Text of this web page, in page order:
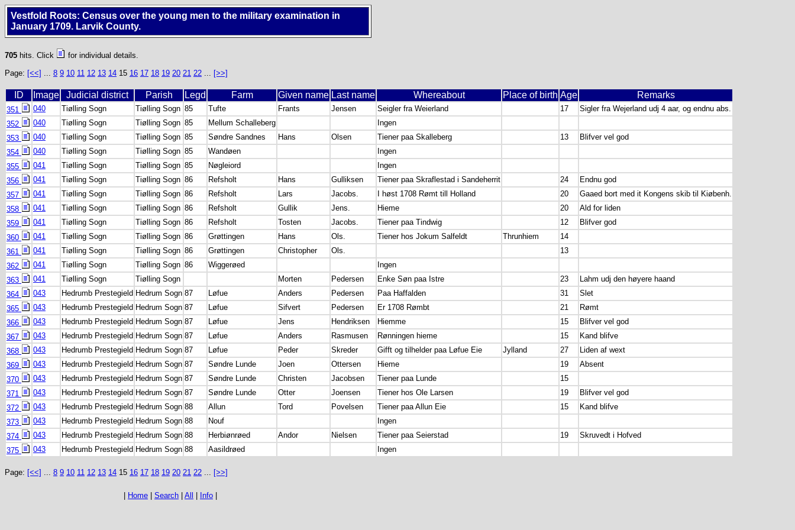
Vestfold Roots: Census over the young men to the military examination in
January 1709. Larvik County.
705 hits. Click
for individual details.
Page: [<<] ... 8 9 10 11 12 13 14 15 16 17 18 19 20 21 22 ... [>>]
ID Image Judicial district Parish Legd Farm Given name Last name Whereabout Place of birth Age Remarks
351 040 Tiølling Sogn Tiølling Sogn 85 Tufte Frants Jensen Seigler fra Weierland 17
Sigler fra Wejerland udj 4 aar, og endnu abs.
352
040 Tiølling Sogn Tiølling Sogn 85 Mellum Schalleberg
Ingen
353
040 Tiølling Sogn Tiølling Sogn 85 Søndre Sandnes Hans Olsen Tiener paa Skalleberg 13
Blifver vel god
354
040 Tiølling Sogn Tiølling Sogn 85 Wandøen
Ingen
355
041 Tiølling Sogn Tiølling Sogn 85 Nøgleiord
Ingen
356
041 Tiølling Sogn Tiølling Sogn 86 Refsholt Hans Gulliksen Tiener paa Skraflestad i Sandeherrit 24
Endnu god
357
041 Tiølling Sogn Tiølling Sogn 86 Refsholt Lars Jacobs. I høst 1708 Rømt till Holland 20
Gaaed bort med it Kongens skib til Kiøbenh.
358
041 Tiølling Sogn Tiølling Sogn 86 Refsholt Gullik Jens. Hieme 20
Ald for liden
359
041 Tiølling Sogn Tiølling Sogn 86 Refsholt Tosten Jacobs. Tiener paa Tindwig 12
Blifver god
360
041 Tiølling Sogn Tiølling Sogn 86 Grøttingen Hans Ols. Tiener hos Jokum Salfeldt Thrunhiem
14
361
041 Tiølling Sogn Tiølling Sogn 86 Grøttingen Christopher Ols.
13
362
041 Tiølling Sogn Tiølling Sogn 86 Wiggerøed
Ingen
363
041 Tiølling Sogn Tiølling Sogn Morten Pedersen Enke Søn paa Istre 23
Lahm udj den høyere haand
364
043 Hedrumb Prestegield Hedrum Sogn 87 Løfue Anders Pedersen Paa Haffalden 31
Slet
365
043 Hedrumb Prestegield Hedrum Sogn 87 Løfue Sifvert Pedersen Er 1708 Rømbt 21
Rømt
366
043 Hedrumb Prestegield Hedrum Sogn 87 Løfue Jens Hendriksen Hiemme 15
Blifver vel god
367
043 Hedrumb Prestegield Hedrum Sogn 87 Løfue Anders Rasmusen Rønningen hieme 15
Kand blifve
368
043 Hedrumb Prestegield Hedrum Sogn 87 Løfue Peder Skreder Gifft og tilhelder paa Løfue Eie Jylland 27
Liden af wext
369
043 Hedrumb Prestegield Hedrum Sogn 87 Søndre Lunde Joen Ottersen Hieme 19
Absent
370
043 Hedrumb Prestegield Hedrum Sogn 87 Søndre Lunde Christen Jacobsen Tiener paa Lunde
15
371
043 Hedrumb Prestegield Hedrum Sogn 87 Søndre Lunde Otter Joensen Tiener hos Ole Larsen 19
Blifver vel god
372
043 Hedrumb Prestegield Hedrum Sogn 88 Allun Tord Povelsen Tiener paa Allun Eie 15
Kand blifve
373
043 Hedrumb Prestegield Hedrum Sogn 88 Nouf
Ingen
374
043 Hedrumb Prestegield Hedrum Sogn 88 Herbiønrøed Andor Nielsen Tiener paa Seierstad 19
Skruvedt i Hofved
375
043 Hedrumb Prestegield Hedrum Sogn 88 Aasildrøed Ingen
Page: [<<] ... 8 9 10 11 12 13 14 15 16 17 18 19 20 21 22 ... [>>]
Home Search All Info